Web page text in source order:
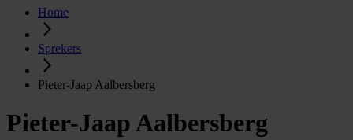
Home
Sprekers
Pieter-Jaap Aalbersberg
Pieter-Jaap Aalbersberg